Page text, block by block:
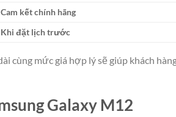
kết chính hãng
đặt lịch trước
cùng mức giá hợp lý sẽ giúp khách
Galaxy M12